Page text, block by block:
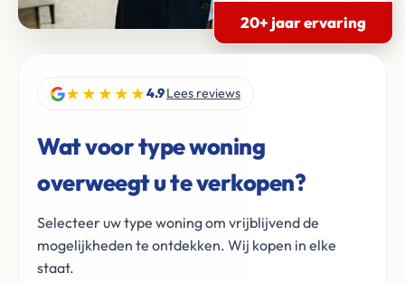
20+ jaar ervaring
★★★★★4.9Lees reviews
Wat voor type woning
overweegt u te verkopen?
Selecteer uw type woning om vrijblijvend de
mogelijkheden te ontdekken. Wij kopen in elke
staat.